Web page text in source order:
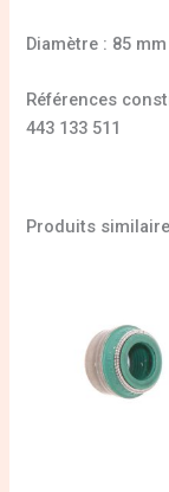
Diamètre : 85 mm
Références
443 133 511
Produits